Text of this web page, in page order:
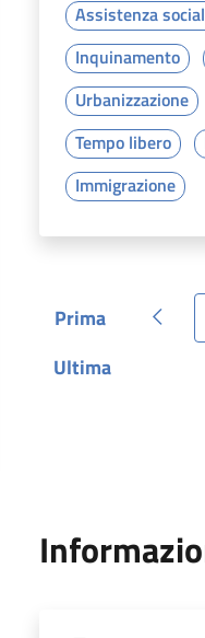
Assistenza
Inquinamento
Urbanizzazione
Tempo libero
Immigrazione
Pagina
Prima
Pagina
Ultima